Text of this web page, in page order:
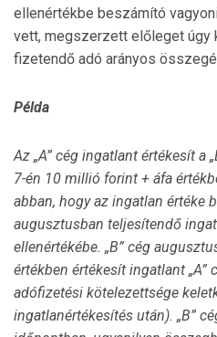
ellenértékbe beszámító
vett, megszerzett előleget úgy
fizetendő adó arányos
Példa
Az „A” cég ingatlant értékesít a
7-én 10 millió forint + áfa
abban, hogy az ingatlan értéke
augusztusban teljesítendő
ellenértékébe. „B” cég
értékben értékesít ingatlant „A”
adófizetési kötelezettsége
ingatlanértékesítés után). „B”